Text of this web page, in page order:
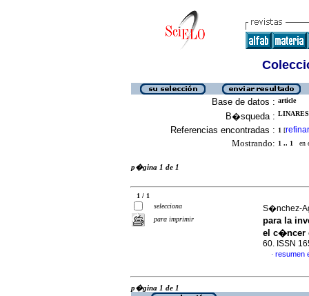
Base de datos : article
B�squeda :
Referencias encontradas : 1 [refinar
Mostrando: 1 .. 1 en
p�gina 1 de 1
1 / 1
selecciona
para imprimir
S�nchez-
para la
el c�ncer
60. ISSN
· resumen
p�gina 1 de 1